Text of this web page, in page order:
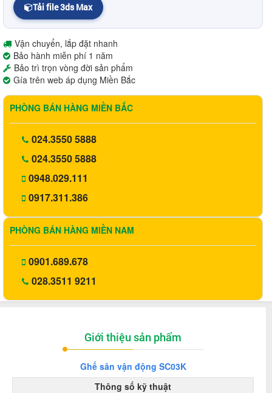
Tải file 3ds Max
Vận chuyển, lắp đặt nhanh
Bảo hành miễn phí 1 năm
Bảo trì trọn vòng đời sản phẩm
Gía trên web áp dụng Miền Bắc
PHÒNG BÁN HÀNG MIỀN BẮC
024.3550 5888
024.3550 5888
0948.029.111
0917.311.386
PHÒNG BÁN HÀNG MIỀN NAM
0901.689.678
028.3511 9211
Giới thiệu sản phẩm
Ghế sân vận động SC03K
Thông số kỹ thuật